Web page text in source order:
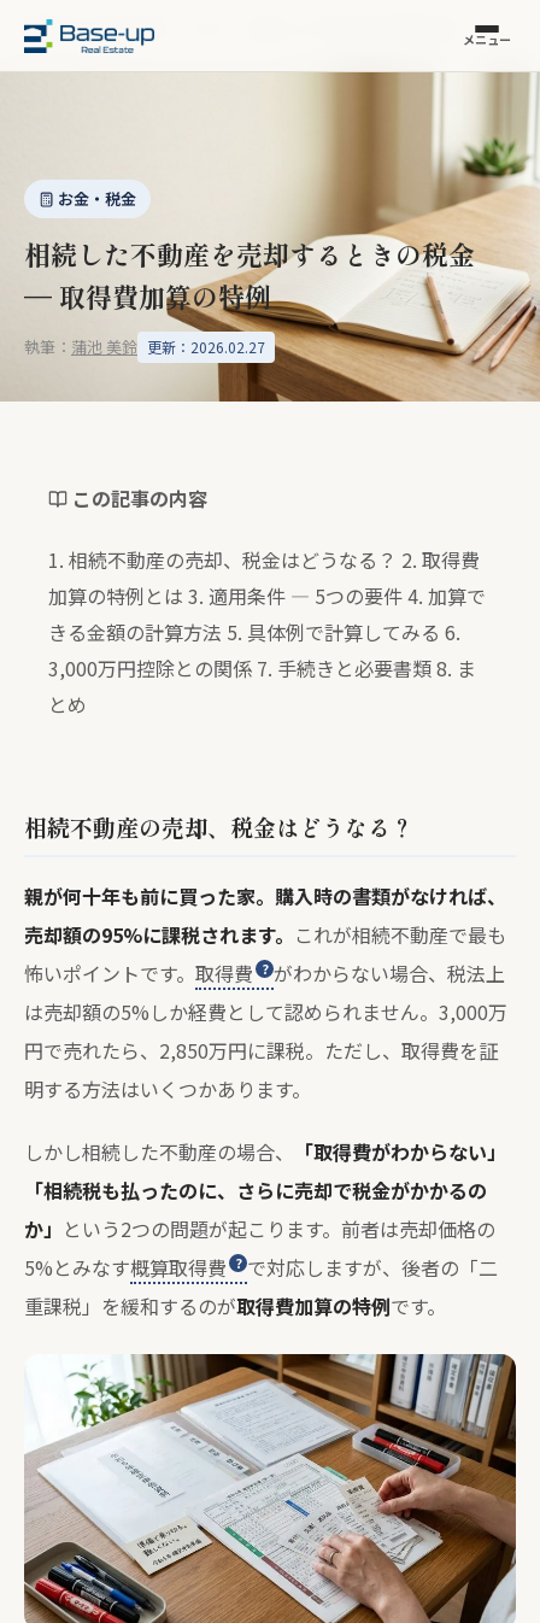
メニュー
福岡市の不動産売却
お金・税金
相続した不動産を売却するときの税金
— 取得費加算の特例
執筆： 蒲池 美鈴 更新：2026.02.27
この記事の内容
1. 相続不動産の売却、税金はどうなる？ 2. 取得費
加算の特例とは 3. 適用条件 — 5つの要件4. 加算で
きる金額の計算方法 5. 具体例で計算してみる 6.
3,000万円控除との関係 7. 手続きと必要書類8. ま
とめ
相続不動産の売却、税金はどうなる？
親が何十年も前に買った家。購入時の書類がなければ、
売却額の95%に課税されます。 これが相続不動産で最も
怖いポイントです。 取得費
がわからない場合、税法上
は売却額の5%しか経費として認められません。3,000万
円で売れたら、2,850万円に課税。ただし、取得費を証
明する方法はいくつかあります。
しかし相続した不動産の場合、
「取得費がわからない」
「相続税も払ったのに、さらに売却で税金がかかるの
か」 という2つの問題が起こります。前者は売却価格の
5%とみなす概算取得費
で対応しますが、後者の「二
重課税」を緩和するのが取得費加算の特例です。